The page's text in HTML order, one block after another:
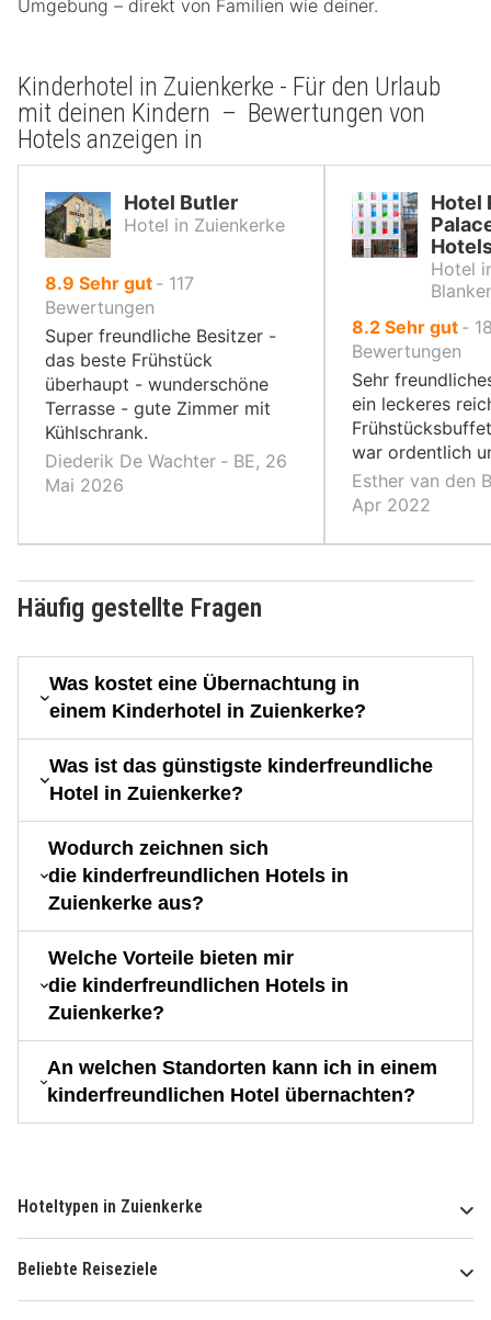
Umgebung – direkt von Familien wie deiner.
Kinderhotel in Zuienkerke - Für den Urlaub
mit deinen Kindern – Bewertungen von
Hotels anzeigen in
Hotel Butler
Hotel in Zuienkerke
8.9 von
10,
Sehr gut ‐ 117
Bewertungen
Super freundliche Besitzer -
das beste Frühstück
überhaupt - wunderschöne
Terrasse - gute Zimmer mit
Kühlschrank.
Diederik De Wachter ‐ BE, 26
Mai 2026
Hotel
Hotel
8.2von
10,
Sehr gut ‐
Bewertungen
Sehr
ein leckeres
war ordentlich
Esther van den
Apr 2022
Häufig gestellte Fragen
Was kostet eine Übernachtung in
einem Kinderhotel in Zuienkerke?
Was ist das günstigste kinderfreundliche
Hotel in Zuienkerke?
Wodurch zeichnen sich
die kinderfreundlichen Hotels in
Zuienkerke aus?
Welche Vorteile bieten mir
die kinderfreundlichen Hotels in
Zuienkerke?
An welchen Standorten kann ich in einem
kinderfreundlichen Hotel übernachten?
Hoteltypen in Zuienkerke
Beliebte Reiseziele